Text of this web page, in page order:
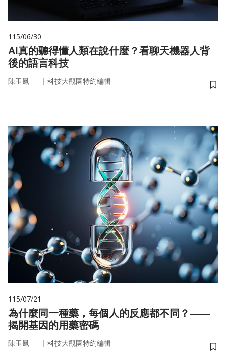
115/06/30
AI真的聽得懂人類在說什麼？看聊天機器人背
後的語言科技
陳玉鳳 ｜ 科技大觀園特約編輯
儲
115/07/21
為什麼同一種藥，每個人的反應都不同？——
揭開基因的用藥密碼
陳玉鳳 ｜ 科技大觀園特約編輯
儲